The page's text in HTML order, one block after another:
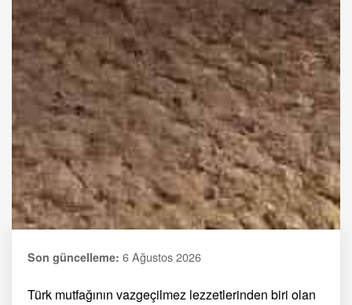
Son güncelleme: 6 Ağustos 2026
Türk mutfağının vazgeçilmez lezzetlerinden biri olan